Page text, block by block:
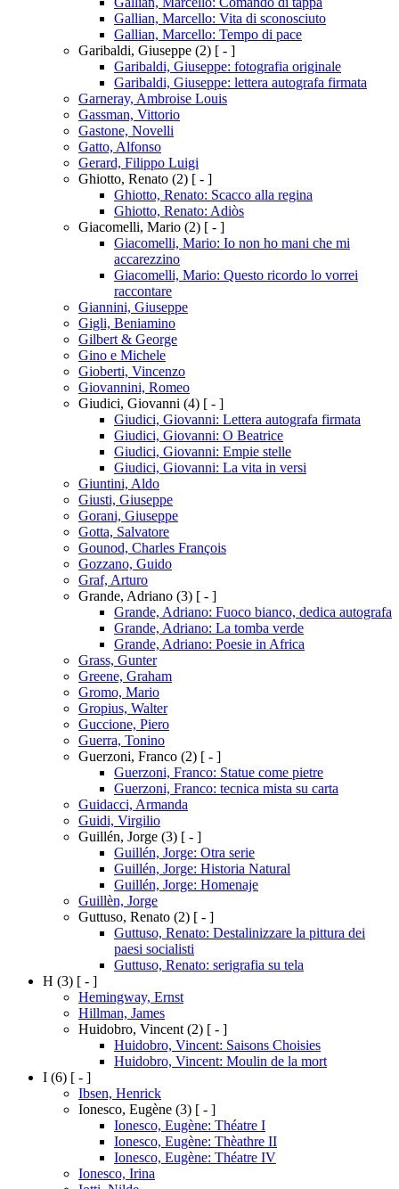
Gallian, Marcello: Vita di sconosciuto
Gallian, Marcello: Tempo di pace
Garibaldi, Giuseppe (2) [ - ]
Garibaldi, Giuseppe: fotografia originale
Garibaldi, Giuseppe: lettera autografa firmata
Garneray, Ambroise Louis
Gassman, Vittorio
Gastone, Novelli
Gatto, Alfonso
Gerard, Filippo Luigi
Ghiotto, Renato (2) [ - ]
Ghiotto, Renato: Scacco alla regina
Ghiotto, Renato: Adiòs
Giacomelli, Mario (2) [ - ]
Giacomelli, Mario: Io non ho mani che mi
accarezzino
Giacomelli, Mario: Questo ricordo lo vorrei
raccontare
Giannini, Giuseppe
Gigli, Beniamino
Gilbert & George
Gino e Michele
Gioberti, Vincenzo
Giovannini, Romeo
Giudici, Giovanni (4) [ - ]
Giudici, Giovanni: Lettera autografa firmata
Giudici, Giovanni: O Beatrice
Giudici, Giovanni: Empie stelle
Giudici, Giovanni: La vita in versi
Giuntini, Aldo
Giusti, Giuseppe
Gorani, Giuseppe
Gotta, Salvatore
Gounod, Charles François
Gozzano, Guido
Graf, Arturo
Grande, Adriano (3) [ - ]
Grande, Adriano: Fuoco bianco, dedica autografa
Grande, Adriano: La tomba verde
Grande, Adriano: Poesie in Africa
Grass, Gunter
Greene, Graham
Gromo, Mario
Gropius, Walter
Guccione, Piero
Guerra, Tonino
Guerzoni, Franco (2) [ - ]
Guerzoni, Franco: Statue come pietre
Guerzoni, Franco: tecnica mista su carta
Guidacci, Armanda
Guidi, Virgilio
Guillén, Jorge (3) [ - ]
Guillén, Jorge: Otra serie
Guillén, Jorge: Historia Natural
Guillén, Jorge: Homenaje
Guillèn, Jorge
Guttuso, Renato (2) [ - ]
Guttuso, Renato: Destalinizzare la pittura dei
paesi socialisti
Guttuso, Renato: serigrafia su tela
H (3) [ - ]
Hemingway, Ernst
Hillman, James
Huidobro, Vincent (2) [ - ]
Huidobro, Vincent: Saisons Choisies
Huidobro, Vincent: Moulin de la mort
I (6) [ - ]
Ibsen, Henrick
Ionesco, Eugène (3) [ - ]
Ionesco, Eugène: Théatre I
Ionesco, Eugène: Thèathre II
Ionesco, Eugène: Théatre IV
Ionesco, Irina